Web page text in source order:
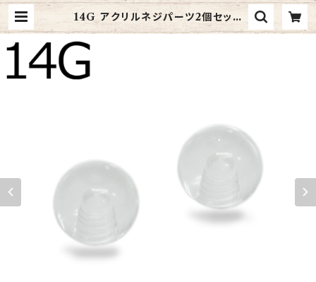
14G アクリルネジパーツ2個セット
(UV-TH-14G-CL-BA) | 4ages